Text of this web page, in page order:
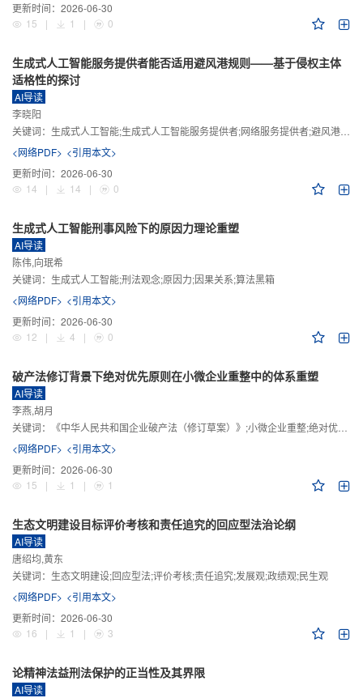
更新时间： 2026-06-30
15
| 1 | 0
生成式人工智能服务提供者能否适用避风港规则——基于侵权主体
适格性的探讨
AI导读
李晓阳
关键词： 生成式人工智能;生成式人工智能服务提供者;网络服务提供者;避风港规则;版权责任
<网络PDF> <引用本文>
更新时间： 2026-06-30
14
| 14 | 0
生成式人工智能刑事风险下的原因力理论重塑
AI导读
陈伟,向珉希
关键词： 生成式人工智能;刑法观念;原因力;因果关系;算法黑箱
<网络PDF> <引用本文>
更新时间： 2026-06-30
12
| 4 | 0
破产法修订背景下绝对优先原则在小微企业重整中的体系重塑
AI导读
李燕,胡月
关键词：
《中华人民共和国企业破产法（修订草案）》;小微企业重整;绝对优先原则;股东权益保留;预期可支配收入标准
<网络PDF> <引用本文>
更新时间： 2026-06-30
15
| 1 | 1
生态文明建设目标评价考核和责任追究的回应型法治论纲
AI导读
唐绍均,黄东
关键词： 生态文明建设;回应型法;评价考核;责任追究;发展观;政绩观;民生观
<网络PDF> <引用本文>
更新时间： 2026-06-30
16
| 1 | 3
论精神法益刑法保护的正当性及其界限
AI导读